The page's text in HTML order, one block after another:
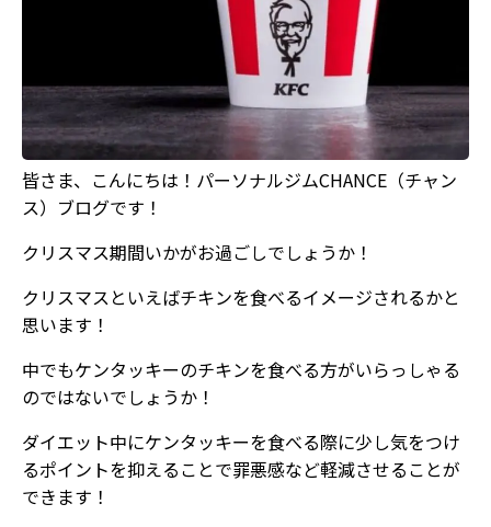
皆さま、こんにちは！パーソナルジムCHANCE（チャン
ス）ブログです！
クリスマス期間いかがお過ごしでしょうか！
クリスマスといえばチキンを食べるイメージされるかと
思います！
中でもケンタッキーのチキンを食べる方がいらっしゃる
のではないでしょうか！
ダイエット中にケンタッキーを食べる際に少し気をつけ
るポイントを抑えることで罪悪感など軽減させることが
できます！